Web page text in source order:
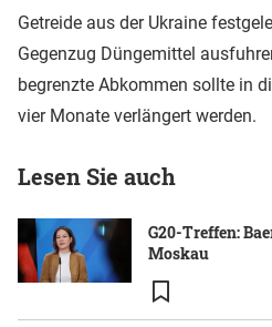
Getreide aus der Ukraine
Gegenzug Düngemittel
begrenzte Abkommen sollte in
vier Monate verlängert werden.
Lesen Sie auch
G20-Treffen:
Moskau